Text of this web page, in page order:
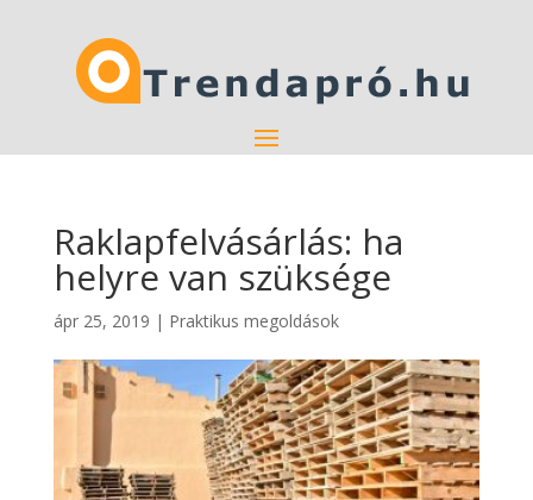
Raklapfelvásárlás: ha
helyre van szüksége
ápr 25, 2019 | Praktikus megoldások